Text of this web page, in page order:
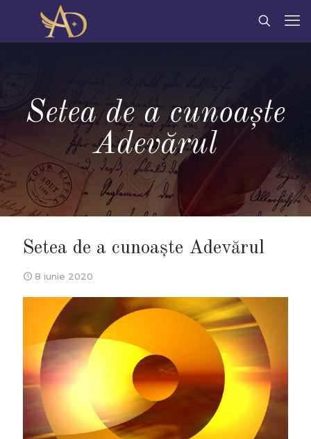
Setea de a cunoaşte
Adevărul
Setea de a cunoaşte Adevărul
8 iunie 2020